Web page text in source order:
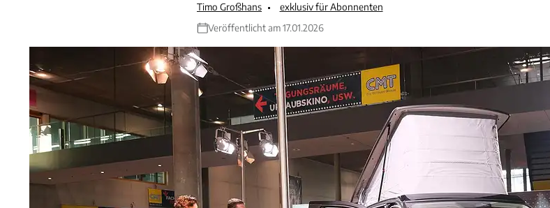
Timo Großhans
exklusiv für Abonnenten
Veröffentlicht am 17.01.2026